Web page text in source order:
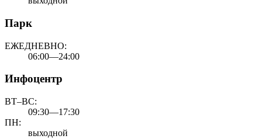
Парк
ЕЖЕДНЕВНО:
06:00—24:00
Инфоцентр
ВТ–ВС:
09:30—17:30
ПН:
выходной